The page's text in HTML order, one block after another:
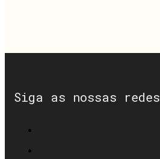
Siga as nossas redes